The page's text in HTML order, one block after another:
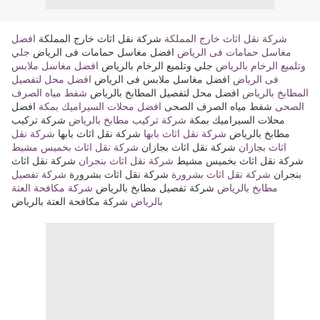
شركة نقل اثاث خارج المملكة شركة نقل اثاث خارج المملكة افضل
مغاسل حمامات فى الرياض افضل مغاسل حمامات فى الرياض جلي
وتلميع الرخام بالرياض جلي وتلميع الرخام بالرياض افضل مغاسل ملابس
فى الرياض افضل مغاسل ملابس فى الرياض افضل محل لتفصيل
المطابخ بالرياض افضل محل لتفصيل المطابخ بالرياض شفط مياه الصرف
الصحى شفط مياه الصرف الصحى افضل محلات السيراميك بمكة افضل
محلات السيراميك بمكة شركة تركيب مطابخ بالرياض شركة تركيب
مطابخ بالرياض شركة نقل اثاث بابها شركة نقل اثاث بابها شركة نقل
اثاث بجازان شركة نقل اثاث بجازان شركة نقل اثاث بخميس مشيط
شركة نقل اثاث بخميس مشيط شركة نقل اثاث بنجران شركة نقل اثاث
بنجران شركة نقل اثاث بشرورة شركة نقل اثاث بشرورة شركة تفصيل
مطابخ بالرياض شركة تفصيل مطابخ بالرياض شركة مكافحة العتة
بالرياض شركة مكافحة العتة بالرياض